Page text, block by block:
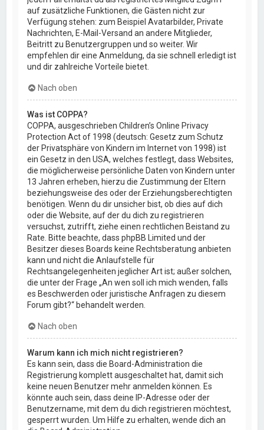
auf zusätzliche Funktionen, die Gästen nicht zur
Verfügung stehen: zum Beispiel Avatarbilder, Private
Nachrichten, E-Mail-Versand an andere Mitglieder,
Beitritt zu Benutzergruppen und so weiter. Wir
empfehlen dir eine Anmeldung, da sie schnell erledigt ist
und dir zahlreiche Vorteile bietet.
Nach oben
Was ist COPPA?
COPPA, ausgeschrieben Children’s Online Privacy
Protection Act of 1998 (deutsch: Gesetz zum Schutz
der Privatsphäre von Kindern im Internet von 1998) ist
ein Gesetz in den USA, welches festlegt, dass Websites,
die möglicherweise persönliche Daten von Kindern unter
13 Jahren erheben, hierzu die Zustimmung der Eltern
beziehungsweise des oder der Erziehungsberechtigten
benötigen. Wenn du dir unsicher bist, ob dies auf dich
oder die Website, auf der du dich zu registrieren
versuchst, zutrifft, ziehe einen rechtlichen Beistand zu
Rate. Bitte beachte, dass phpBB Limited und der
Besitzer dieses Boards keine Rechtsberatung anbieten
kann und nicht die Anlaufstelle für
Rechtsangelegenheiten jeglicher Art ist; außer solchen,
die unter der Frage „An wen soll ich mich wenden, falls
es Beschwerden oder juristische Anfragen zu diesem
Forum gibt?“ behandelt werden.
Nach oben
Warum kann ich mich nicht registrieren?
Es kann sein, dass die Board-Administration die
Registrierung komplett ausgeschaltet hat, damit sich
keine neuen Benutzer mehr anmelden können. Es
könnte auch sein, dass deine IP-Adresse oder der
Benutzername, mit dem du dich registrieren möchtest,
gesperrt wurden. Um Hilfe zu erhalten, wende dich an